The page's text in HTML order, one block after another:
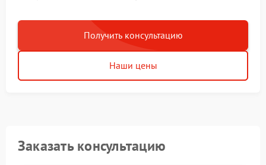
Получить консультацию
Наши цены
Заказать консультацию